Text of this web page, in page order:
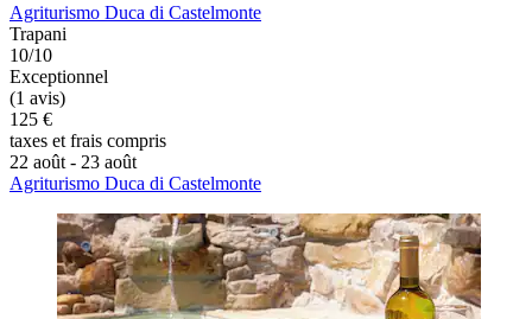
Agriturismo Duca di Castelmonte
Trapani
10/10
Exceptionnel
(1 avis)
125 €
taxes et frais compris
22 août - 23 août
Agriturismo Duca di Castelmonte